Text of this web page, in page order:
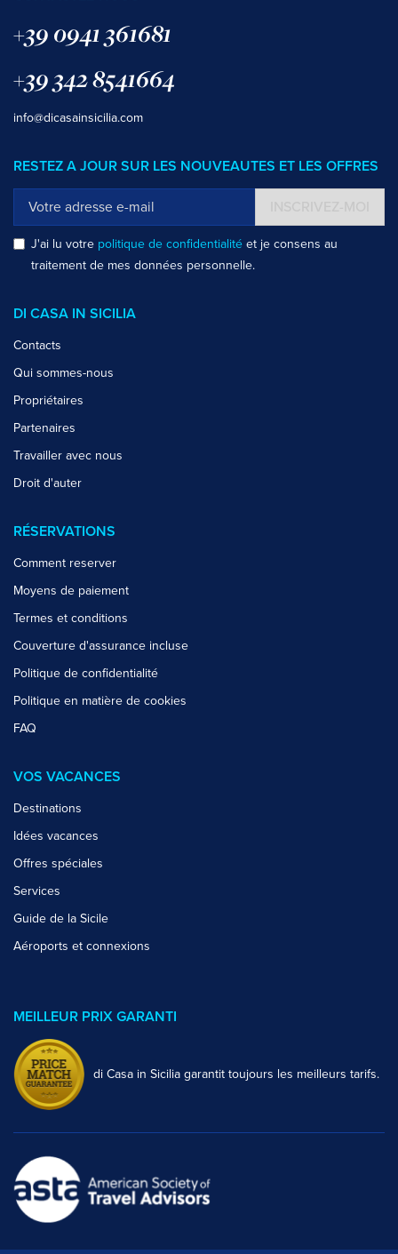
+39 0941 361681
+39 342 8541664
info@dicasainsicilia.com
RESTEZ A JOUR SUR LES NOUVEAUTES ET LES OFFRES
J'ai lu votre politique de confidentialité et je consens au
traitement de mes données personnelle.
DI CASA IN SICILIA
Contacts
Qui sommes-nous
Propriétaires
Partenaires
Travailler avec nous
Droit d'auter
RÉSERVATIONS
Comment reserver
Moyens de paiement
Termes et conditions
Couverture d'assurance incluse
Politique de confidentialité
Politique en matière de cookies
FAQ
VOS VACANCES
Destinations
Idées vacances
Offres spéciales
Services
Guide de la Sicile
Aéroports et connexions
MEILLEUR PRIX GARANTI
di Casa in Sicilia garantit toujours les meilleurs tarifs.